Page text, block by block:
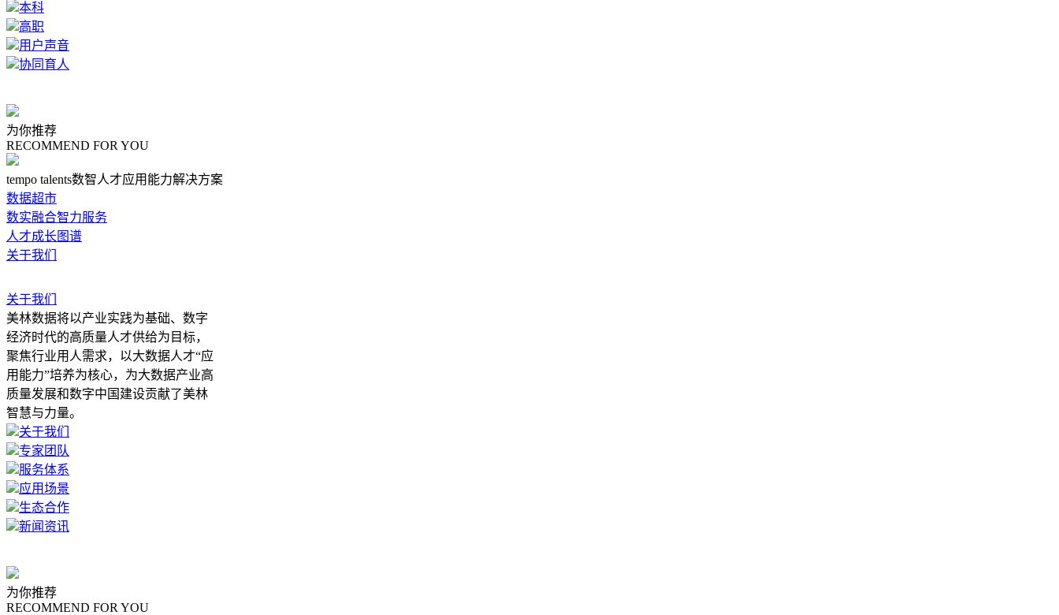
本科
高职
用户声音
协同育人
为你推荐
RECOMMEND FOR YOU
tempo talents数智人才应用能力解决方案
数据超市
数实融合智力服务
人才成长图谱
关于我们
关于我们
美林数据将以产业实践为基础、数字
经济时代的高质量人才供给为目标，
聚焦行业用人需求，以大数据人才“应
用能力”培养为核心，为大数据产业高
质量发展和数字中国建设贡献了美林
智慧与力量。
关于我们
专家团队
服务体系
应用场景
生态合作
新闻资讯
为你推荐
RECOMMEND FOR YOU